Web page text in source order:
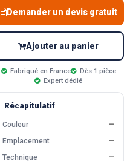
Demander un devis gratuit
Ajouter au panier
Fabriqué en France
Dès 1 pièce
Expert dédié
Récapitulatif
Couleur
—
Emplacement
—
Technique
—